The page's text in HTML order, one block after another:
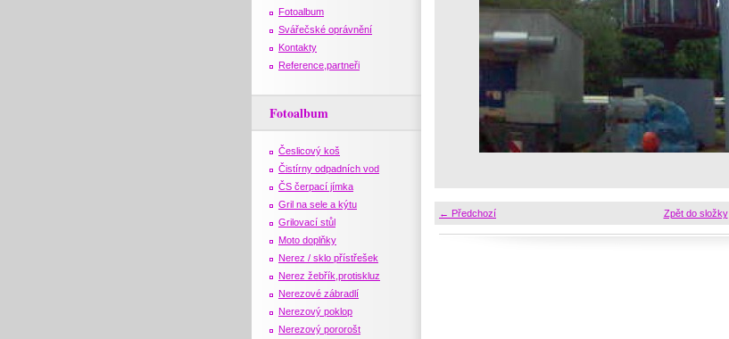
← Předchozí Zpět do složky
Fotoalbum
Svářečské oprávnění
Kontakty
Reference,partneři
Fotoalbum
Česlicový koš
Čistírny odpadních vod
ČS čerpací jímka
Gril na sele a kýtu
Grilovací stůl
Moto doplňky
Nerez / sklo přístřešek
Nerez žebřík,protiskluz
Nerezové zábradlí
Nerezový poklop
Nerezový pororošt